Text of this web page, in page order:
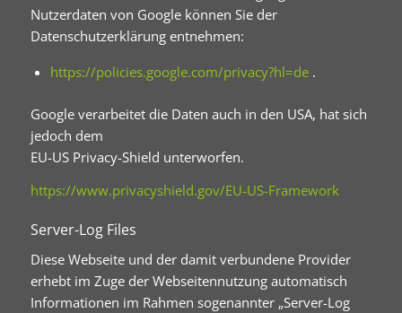
Nutzerdaten von Google können Sie der
Datenschutzerklärung entnehmen:
https://policies.google.com/privacy?hl=de .
Google verarbeitet die Daten auch in den USA, hat sich
jedoch dem
EU-US Privacy-Shield unterworfen.
https://www.privacyshield.gov/EU-US-Framework
Server-Log Files
Diese Webseite und der damit verbundene Provider
erhebt im Zuge der Webseitennutzung automatisch
Informationen im Rahmen sogenannter „Server-Log